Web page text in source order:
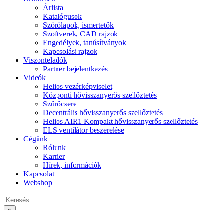
Árlista
Katalógusok
Szórólapok, ismertetők
Szoftverek, CAD rajzok
Engedélyek, tanúsítványok
Kapcsolási rajzok
Viszonteladók
Partner bejelentkezés
Videók
Helios vezérképviselet
Központi hővisszanyerős szellőztetés
Szűrőcsere
Decentrális hővisszanyerős szellőztetés
Helios AIR1 Kompakt hővisszanyerős szellőztetés
ELS ventilátor beszerelése
Cégünk
Rólunk
Karrier
Hírek, információk
Kapcsolat
Webshop
Keresés...